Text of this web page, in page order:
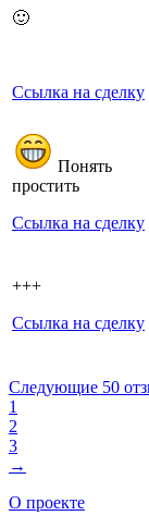
🙂
Ссылка на сделку
Понять
простить
Ссылка на сделку
+++
Ссылка на сделку
Следующие 50
1
2
3
→
О проекте